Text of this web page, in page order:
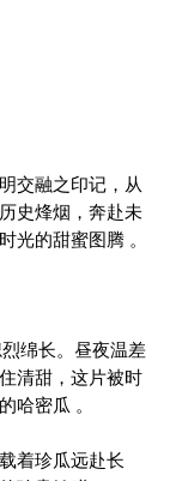
交融之印记，从
史烽烟，奔赴未
光的甜蜜图腾 。
绵长。昼夜温差
清甜，这片被时
哈密瓜 。
着珍瓜远赴长